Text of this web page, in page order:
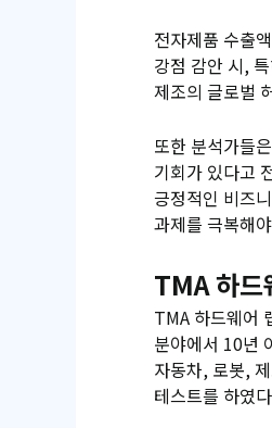
전자제품 수출
강점 감안 시,
제조의 글로벌
또한 분석가들
기회가 있다고
긍정적인 비즈
과제를 극복해
TMA 하드
TMA 하드웨어
분야에서 10년
자동차, 로봇,
테스트를 하였